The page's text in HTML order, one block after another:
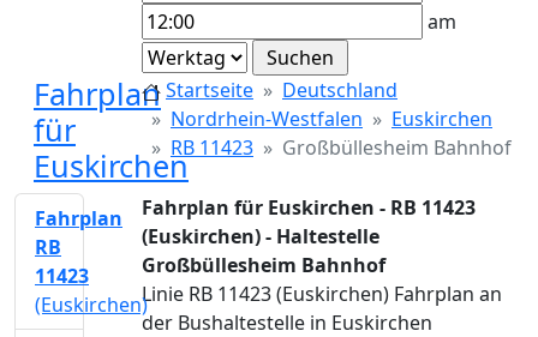
am
Fahrplan
für
Euskirchen
Startseite
Deutschland
Nordrhein-Westfalen
Euskirchen
RB 11423
Großbüllesheim Bahnhof
Fahrplan für Euskirchen - RB 11423
(Euskirchen) - Haltestelle
Großbüllesheim Bahnhof
Linie RB 11423 (Euskirchen) Fahrplan an
der Bushaltestelle in Euskirchen
Fahrplan
RB
11423
(Euskirchen)